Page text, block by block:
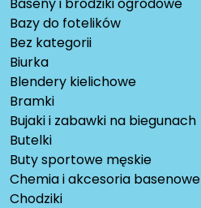
Bazy do fotelików
Bez kategorii
Biurka
Blendery kielichowe
Bramki
Bujaki i zabawki na biegunach
Butelki
Buty sportowe męskie
Chemia i akcesoria basenowe
Chodziki